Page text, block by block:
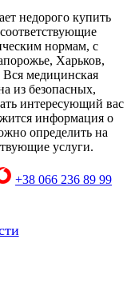
недорого купить
нормам, с
Харьков,
медицинская
из безопасных,
интересующий вас
информация о
определить на
услуги.
+38 066 236 89 99